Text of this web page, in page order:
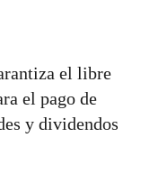
el libre
el pago de
y dividendos